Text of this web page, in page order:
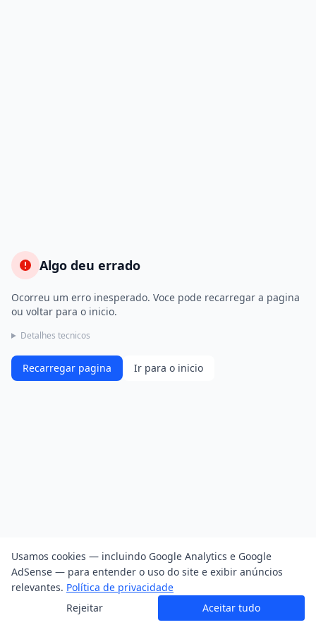
Algo deu errado
Ocorreu um erro inesperado. Voce pode recarregar a pagina
ou voltar para o inicio.
Detalhes tecnicos
Recarregar pagina Ir para o inicio
Usamos cookies — incluindo Google Analytics e Google
AdSense — para entender o uso do site e exibir anúncios
relevantes. Política de privacidade
Rejeitar
Aceitar tudo